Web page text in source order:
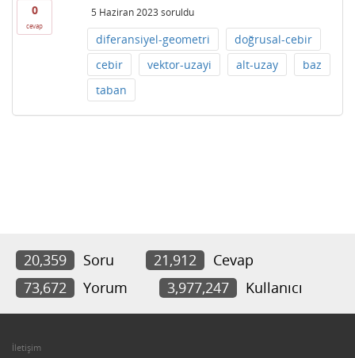
0
cevap
5 Haziran 2023 soruldu
diferansiyel-geometri
doğrusal-cebir
cebir
vektor-uzayi alt-uzay
baz
taban
20,359 Soru 21,912
Cevap
73,672
Yorum 3,977,247 Kullanıcı
İletişim